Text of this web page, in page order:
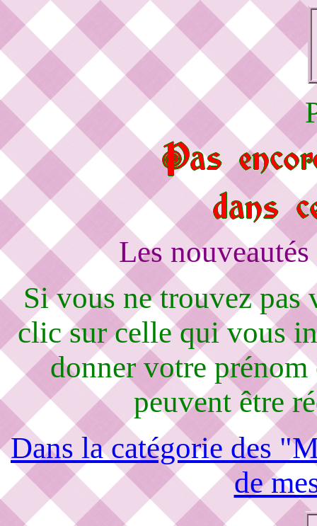
Les
Si vous ne trouvez pas
clic sur celle qui vous
donner votre
peuvent être
Dans la catégorie des
de